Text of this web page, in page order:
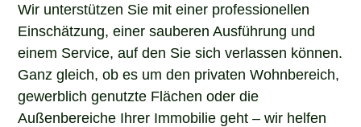
Wir unterstützen Sie mit einer professionellen
Einschätzung, einer sauberen Ausführung und
einem Service, auf den Sie sich verlassen können.
Ganz gleich, ob es um den privaten Wohnbereich,
gewerblich genutzte Flächen oder die
Außenbereiche Ihrer Immobilie geht – wir helfen